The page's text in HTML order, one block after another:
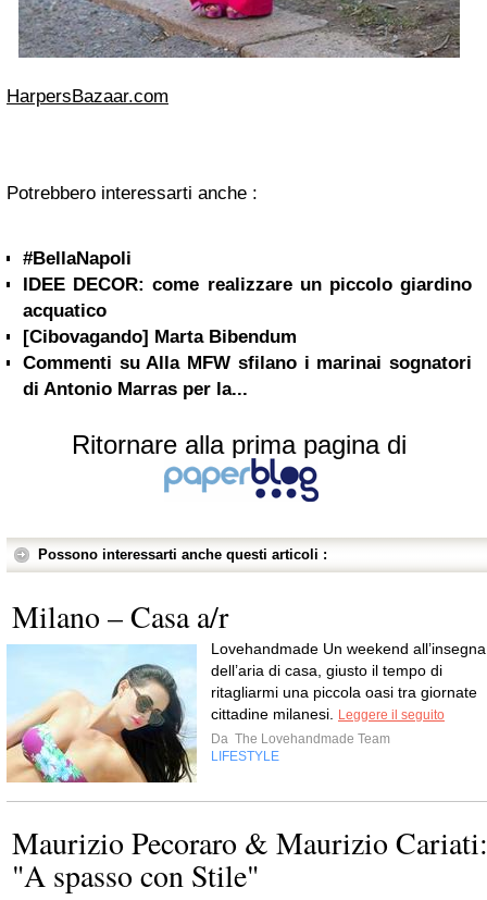
HarpersBazaar.com
Potrebbero interessarti anche :
#BellaNapoli
IDEE DECOR: come realizzare un piccolo giardino
acquatico
[Cibovagando] Marta Bibendum
Commenti su Alla MFW sfilano i marinai sognatori
di Antonio Marras per la...
Ritornare alla prima pagina di
Possono interessarti anche questi articoli :
Milano – Casa a/r
Lovehandmade Un weekend all’insegna
dell’aria di casa, giusto il tempo di
ritagliarmi una piccola oasi tra giornate
cittadine milanesi. Leggere il seguito
Da The Lovehandmade Team
LIFESTYLE
Maurizio Pecoraro & Maurizio Cariati:
"A spasso con Stile"